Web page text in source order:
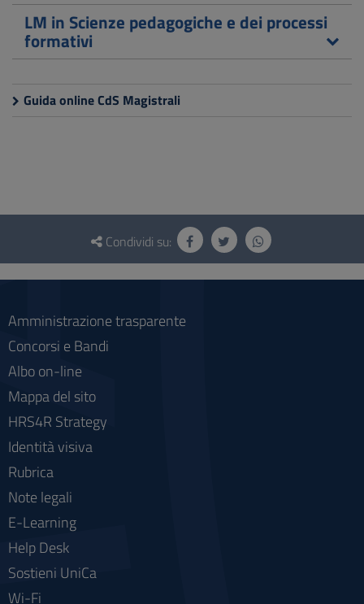
LM in Scienze pedagogiche e dei processi
formativi
Guida online CdS Magistrali
Questionario
social
Condividi su:
Amministrazione trasparente
Concorsi e Bandi
Albo on-line
Mappa del sito
HRS4R Strategy
Identità visiva
Rubrica
Note legali
E-Learning
Help Desk
Sostieni UniCa
Wi-Fi